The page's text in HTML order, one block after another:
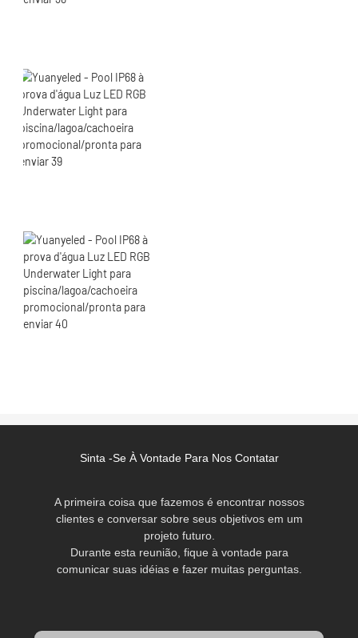
Sinta -se À Vontade Para Nos Contatar
A primeira coisa que fazemos é encontrar nossos
clientes e conversar sobre seus objetivos em um
projeto futuro.
Durante esta reunião, fique à vontade para
comunicar suas idéias e fazer muitas perguntas.